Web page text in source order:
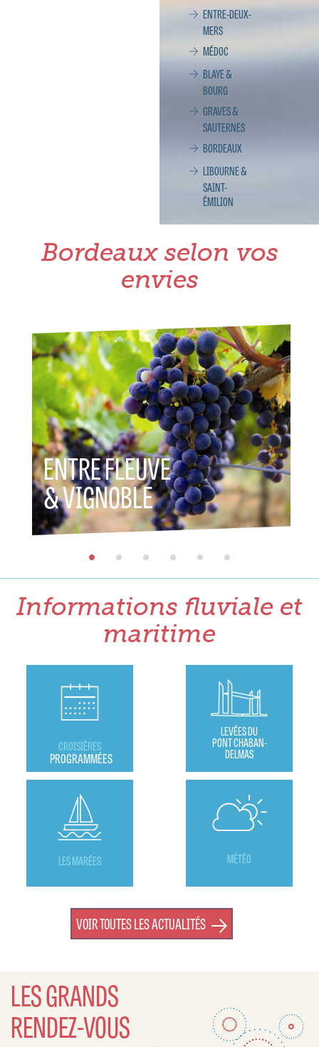
ENTRE-DEUX-
MERS
MÉDOC
BLAYE &
BOURG
GRAVES &
SAUTERNES
BORDEAUX
LIBOURNE &
SAINT-
ÉMILION
Bordeaux selon vos
envies
ENTRE FLEUVE
& VIGNOBLE &
Informations fluviale et
maritime
CROISIÈRES
PROGRAMMÉES
LEVÉES DU
PONT CHABAN-
DELMAS
LES MARÉES MÉTÉO
VOIR TOUTES LES ACTUALITÉS
LES GRANDS
RENDEZ-VOUS